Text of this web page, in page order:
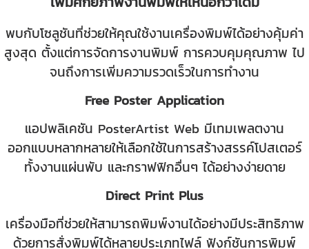
พบกับโซลูชันที่ช่วยให้คุณใช้งานเครื่องพิมพ์ได้อย่างคุ้มค่า
สูงสุด ตั้งแต่การจัดการงานพิมพ์ การควบคุมคุณภาพ ไป
จนถึงการเพิ่มความรวดเร็วในการทำงาน
Free Poster Application
แอปพลิเคชัน PosterArtist Web มีเทมเพลตงาน
ออกแบบหลากหลายให้เลือกใช้ในการสร้างสรรค์โปสเตอร์
ทั้งงานแผ่นพับ และกราฟฟิกอื่นๆ ได้อย่างง่ายดาย
Direct Print Plus
เครื่องมือที่ช่วยให้สามารถพิมพ์งานได้อย่างมีประสิทธิภาพ
ด้วยการสั่งพิมพ์ได้หลายประเภทไฟล์ ฟังก์ชันการพิมพ์